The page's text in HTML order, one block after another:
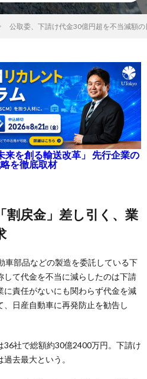
公取委、下請け代金30億円超を不当減額
来を創る輸送改革」 先行企業の
を徹底取材
車部品などの製造を委託している下
て代金を不当に減らしたのは下請
に責任がないにも関わらず代金を減
日産自動車に再発防止を勧告し
36社で総額約30億2400万円。下請け
去最大という。